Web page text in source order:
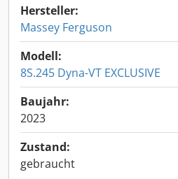
Hersteller:
Massey Ferguson
Modell:
8S.245 Dyna-VT EXCLUSIVE
Baujahr:
2023
Zustand:
gebraucht